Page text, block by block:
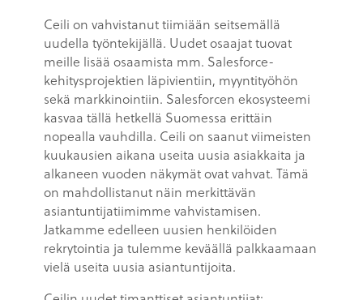
Ceili on vahvistanut tiimiään seitsemällä
uudella työntekijällä. Uudet osaajat tuovat
meille lisää osaamista mm. Salesforce-
kehitysprojektien läpivientiin, myyntityöhön
sekä markkinointiin. Salesforcen ekosysteemi
kasvaa tällä hetkellä Suomessa erittäin
nopealla vauhdilla. Ceili on saanut viimeisten
kuukausien aikana useita uusia asiakkaita ja
alkaneen vuoden näkymät ovat vahvat. Tämä
on mahdollistanut näin merkittävän
asiantuntijatiimimme vahvistamisen.
Jatkamme edelleen uusien henkilöiden
rekrytointia ja tulemme keväällä palkkaamaan
vielä useita uusia asiantuntijoita.